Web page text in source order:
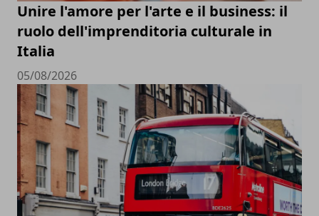
Unire l'amore per l'arte e il business: il
ruolo dell'imprenditoria culturale in
Italia
05/08/2026